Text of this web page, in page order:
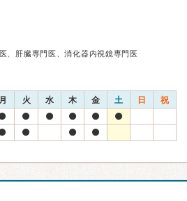
、肝臓専門医、消化器内視鏡専門医
月 火 水 木 金 土 日 祝